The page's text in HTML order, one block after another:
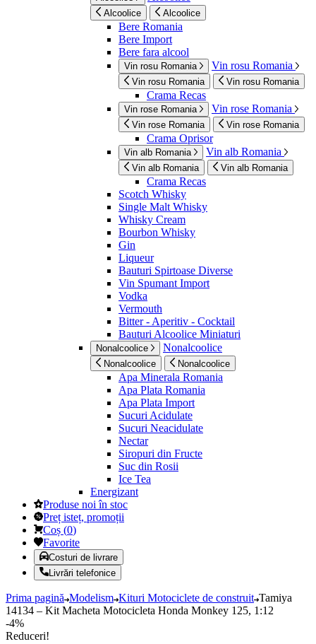
Alcoolice Alcoolice
Bere Romania
Bere Import
Bere fara alcool
Vin rosu Romania Vin rosu Romania
Vin rosu Romania Vin rosu Romania
Crama Recas
Vin rose Romania Vin rose Romania
Vin rose Romania Vin rose Romania
Crama Oprisor
Vin alb Romania Vin alb Romania
Vin alb Romania Vin alb Romania
Crama Recas
Scotch Whisky
Single Malt Whisky
Whisky Cream
Bourbon Whisky
Gin
Liqueur
Bauturi Spirtoase Diverse
Vin Spumant Import
Vodka
Vermouth
Bitter - Aperitiv - Cocktail
Bauturi Alcoolice Miniaturi
Nonalcoolice Nonalcoolice
Nonalcoolice Nonalcoolice
Apa Minerala Romania
Apa Plata Romania
Apa Plata Import
Sucuri Acidulate
Sucuri Neacidulate
Nectar
Siropuri din Fructe
Suc din Rosii
Ice Tea
Energizant
Produse noi în stoc
Preț isteț, promoții
Coș (0)
Favorite
Costuri de livrare
Livrări telefonice
Prima pagină Modelism Kituri Motociclete de construit Tamiya
14134 – Kit Macheta Motocicleta Honda Monkey 125, 1:12
-4%
Reduceri!